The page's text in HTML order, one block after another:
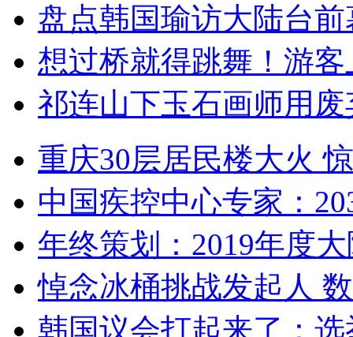
盘点韩国瑜访大陆台
想过桥就得跳舞！游客
祁连山下玉石画师用
重庆30层居民楼大火
中国疾控中心专家：
年终策划：2019年度
悼念冰桶挑战发起人
韩国议会打起来了：